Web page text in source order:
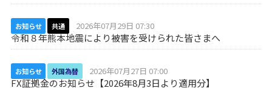
お知らせ 共通 2026年07月29日 07:30
令和８年熊本地震により被害を受けられた皆さまへ
お知らせ 外国為替 2026年07月27日 07:00
FX証拠金のお知らせ【2026年8月3日より適用分】